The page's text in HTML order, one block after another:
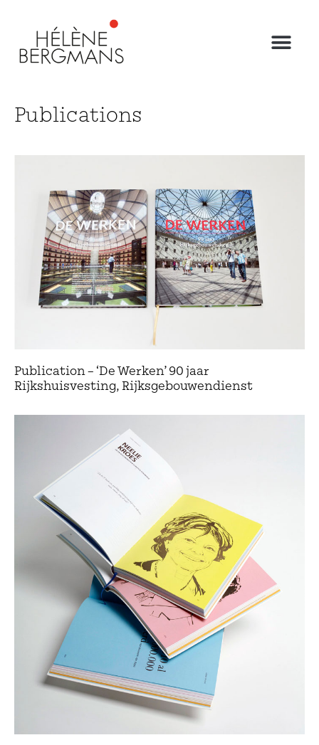
Publications
Publication – ‘De Werken’ 90 jaar
Rijkshuisvesting, Rijksgebouwendienst